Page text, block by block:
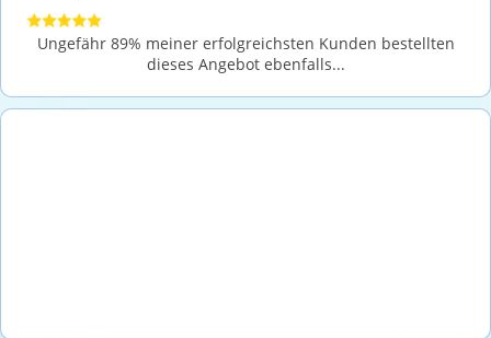
Ungefähr 89% meiner erfolgreichsten Kunden bestellten
dieses Angebot ebenfalls...